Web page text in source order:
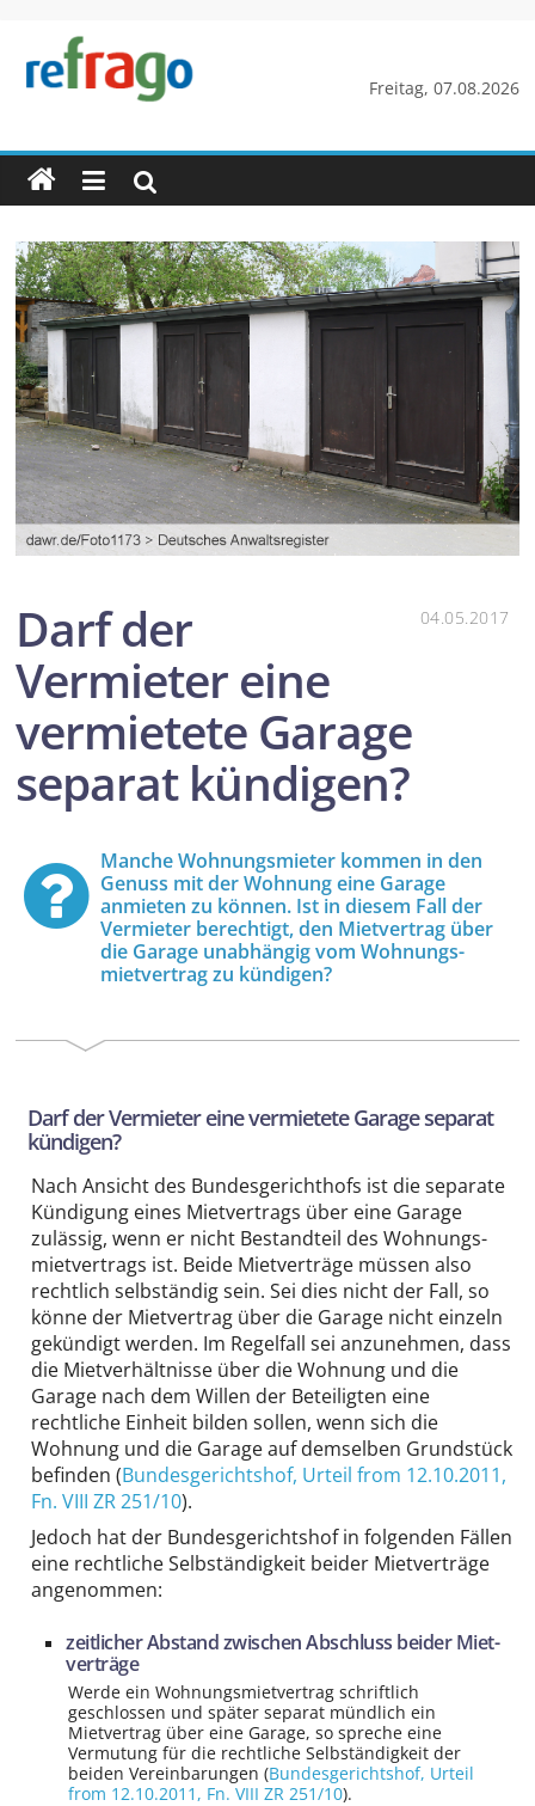
springen
Freitag, 07.08.2026
refrago
Rechtsfragen
online
verständlich
erklärt
–
kostenlos
04.05.2017
Darf der
Vermieter eine
vermietete Garage
separat kündigen?
Manche Wohnungs­mieter kommen in den
Genuss mit der Wohnung eine Garage
anmieten zu können. Ist in diesem Fall der
Vermieter berechtigt, den Mietvertrag über
die Garage unabhängig vom Wohnungs­
mietvertrag zu kündigen?
Darf der Vermieter eine vermietete Garage separat
kündigen?
Nach Ansicht des Bundes­gerichthofs ist die separate
Kündigung eines Miet­vertrags über eine Garage
zulässig, wenn er nicht Bestandteil des Wohnungs­
miet­vertrags ist. Beide Miet­verträge müssen also
rechtlich selbständig sein. Sei dies nicht der Fall, so
könne der Mietvertrag über die Garage nicht einzeln
gekündigt werden. Im Regelfall sei anzunehmen, dass
die Miet­verhältnisse über die Wohnung und die
Garage nach dem Willen der Beteiligten eine
rechtliche Einheit bilden sollen, wenn sich die
Wohnung und die Garage auf demselben Grundstück
befinden (Bundesgerichtshof, Urteil from 12.10.2011,
Fn. VIII ZR 251/10).
Jedoch hat der Bundes­gerichts­hof in folgenden Fällen
eine rechtliche Selb­ständigkeit beider Miet­verträge
angenommen:
zeitlicher Abstand zwischen Abschluss beider Miet­
verträge
Werde ein Wohnungs­mietvertrag schriftlich
geschlossen und später separat mündlich ein
Mietvertrag über eine Garage, so spreche eine
Vermutung für die rechtliche Selb­ständigkeit der
beiden Ver­einbarungen (Bundesgerichtshof, Urteil
from 12.10.2011, Fn. VIII ZR 251/10).